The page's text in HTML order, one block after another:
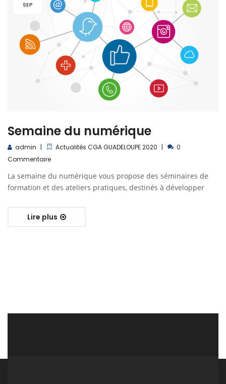
SEP
Semaine du numérique
admin Actualités CGA GUADELOUPE 2020
0
Commentaire
La semaine du numérique vous propose des séminaires de
formation et des ateliers pratiques, destinés à développer
Lire plus